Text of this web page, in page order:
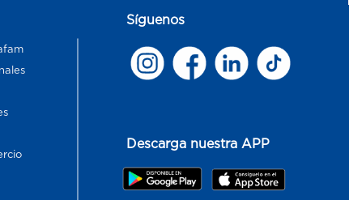
Síguenos
Descarga nuestra APP